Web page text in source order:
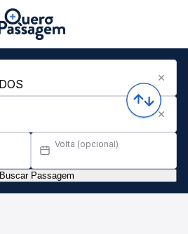
Volta (opcional)
Buscar Passagem